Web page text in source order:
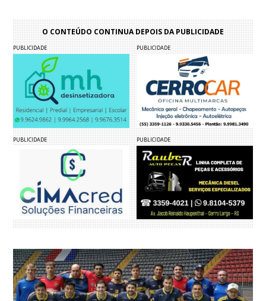
O CONTEÚDO CONTINUA DEPOIS DA PUBLICIDADE
PUBLICIDADE PUBLICIDADE
PUBLICIDADE PUBLICIDADE